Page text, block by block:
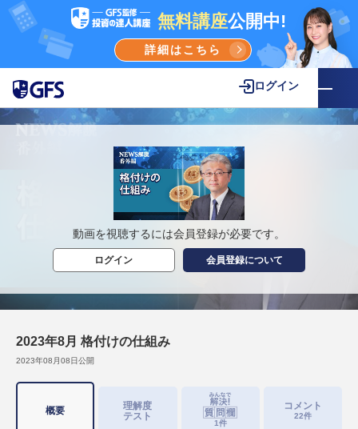
無料講座公開中!
詳細はこちら
ログイン
動画を視聴するには会員登録が必要です。
ログイン 会員登録について
2023年8月 格付けの仕組み
2023年08月08日公開
概要
理解度
テスト
1件
コメント
22件